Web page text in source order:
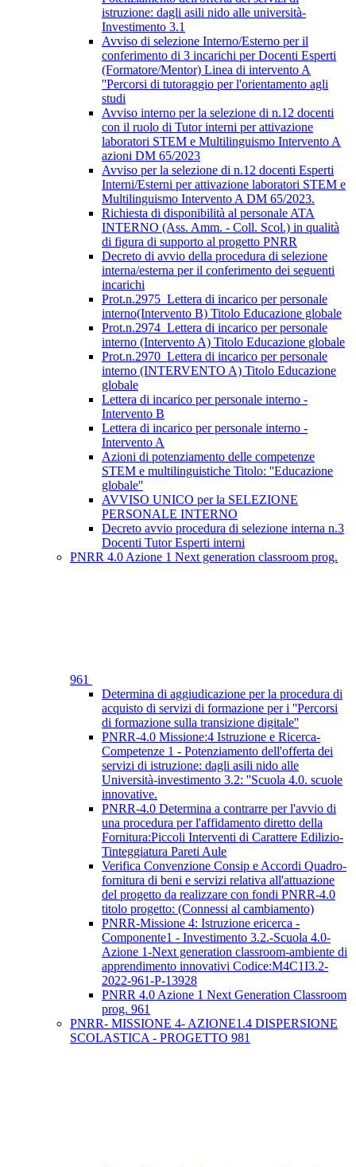
istruzione: dagli asili nido alle università-
Investimento 3.1
Avviso di selezione Interno/Esterno per il
conferimento di 3 incarichi per Docenti Esperti
(Formatore/Mentor) Linea di intervento A
''Percorsi di tutoraggio per l'orientamento agli
studi
Avviso interno per la selezione di n.12 docenti
con il ruolo di Tutor interni per attivazione
laboratori STEM e Multilinguismo Intervento A
azioni DM 65/2023
Avviso per la selezione di n.12 docenti Esperti
Interni/Esterni per attivazione laboratori STEM e
Multilinguismo Intervento A DM 65/2023.
Richiesta di disponibilità al personale ATA
INTERNO (Ass. Amm. - Coll. Scol.) in qualità
di figura di supporto al progetto PNRR
Decreto di avvio della procedura di selezione
interna/esterna per il conferimento dei seguenti
incarichi
Prot.n.2975_Lettera di incarico per personale
interno(Intervento B) Titolo Educazione globale
Prot.n.2974_Lettera di incarico per personale
interno (Intervento A) Titolo Educazione globale
Prot.n.2970_Lettera di incarico per personale
interno (INTERVENTO A) Titolo Educazione
globale
Lettera di incarico per personale interno -
Intervento B
Lettera di incarico per personale interno -
Intervento A
Azioni di potenziamento delle competenze
STEM e multilinguistiche Titolo: ''Educazione
globale''
AVVISO UNICO per la SELEZIONE
PERSONALE INTERNO
Decreto avvio procedura di selezione interna n.3
Docenti Tutor Esperti interni
PNRR 4.0 Azione 1 Next generation classroom prog.
961
Determina di aggiudicazione per la procedura di
acquisto di servizi di formazione per i ''Percorsi
di formazione sulla transizione digitale''
PNRR-4.0 Missione:4 Istruzione e Ricerca-
Competenze 1 - Potenziamento dell'offerta dei
servizi di istruzione: dagli asili nido alle
Università-investimento 3.2: ''Scuola 4.0. scuole
innovative.
PNRR-4.0 Determina a contrarre per l'avvio di
una procedura per l'affidamento diretto della
Fornitura:Piccoli Interventi di Carattere Edilizio-
Tinteggiatura Pareti Aule
Verifica Convenzione Consip e Accordi Quadro-
fornitura di beni e servizi relativa all'attuazione
del progetto da realizzare con fondi PNRR-4.0
titolo progetto: (Connessi al cambiamento)
PNRR-Missione 4: Istruzione ericerca -
Componente1 - Investimento 3.2.-Scuola 4.0-
Azione 1-Next generation classroom-ambiente di
apprendimento innovativi Codice:M4C1I3.2-
2022-961-P-13928
PNRR 4.0 Azione 1 Next Generation Classroom
prog. 961
PNRR- MISSIONE 4- AZIONE1.4 DISPERSIONE
SCOLASTICA - PROGETTO 981